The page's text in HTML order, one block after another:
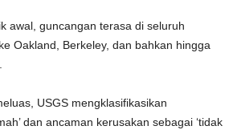
awal, guncangan terasa di seluruh
Oakland, Berkeley, dan bahkan hingga
USGS mengklasifikasikan
dan ancaman kerusakan sebagai ‘tidak